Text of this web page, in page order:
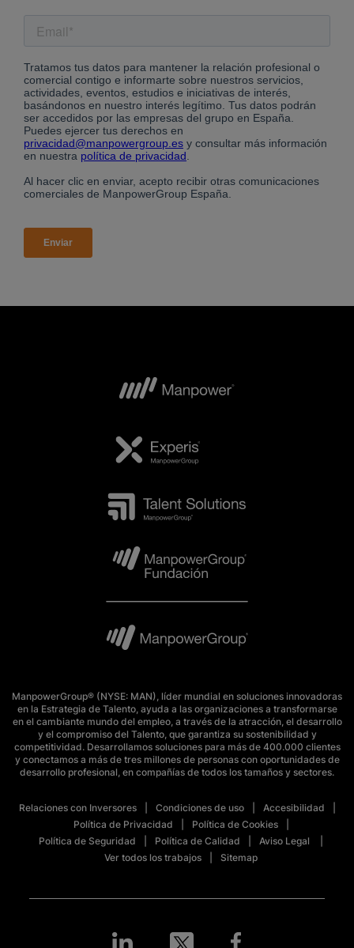
ManpowerGroup® (NYSE: MAN), líder mundial en soluciones innovadoras
en la Estrategia de Talento, ayuda a las organizaciones a transformarse
en el cambiante mundo del empleo, a través de la atracción, el desarrollo
y el compromiso del Talento, que garantiza su sostenibilidad y
competitividad. Desarrollamos soluciones para más de 400.000 clientes
y conectamos a más de tres millones de personas con oportunidades de
desarrollo profesional, en compañías de todos los tamaños y sectores.
Relaciones con Inversores Condiciones de uso
Accesibilidad
Política de Privacidad
Política de Cookies
Política de Seguridad
Política de Calidad
Aviso Legal
Ver todos los trabajos
Sitemap